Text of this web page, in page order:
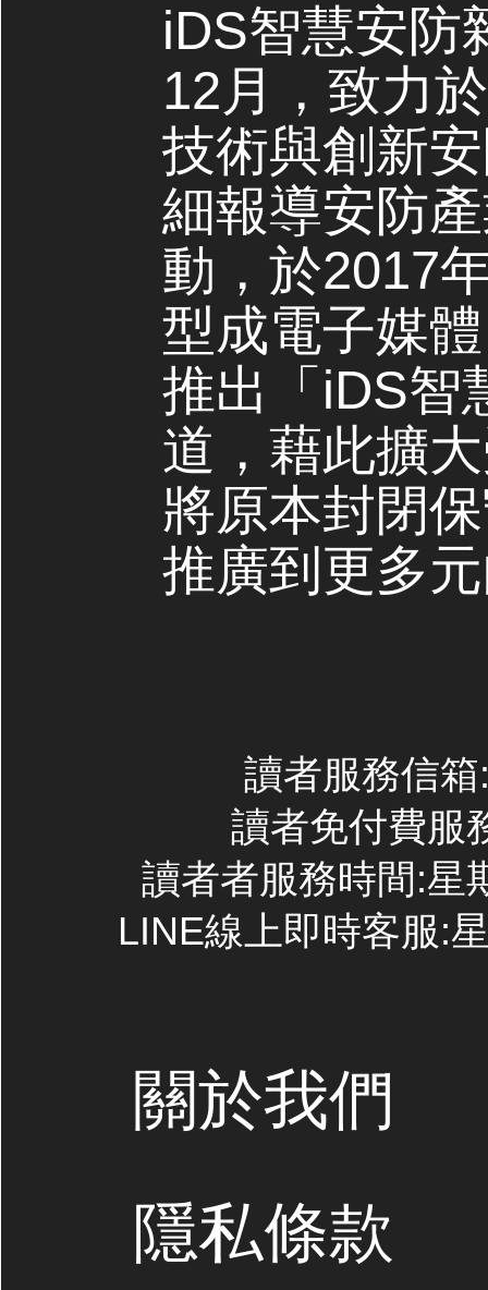
iDS智慧安防
12月，致力
技術與創新
細報導安防
動，於2017
型成電子媒
推出「iDS智
道，藉此擴
將原本封閉
推廣到更多
讀者服務信
讀者免付費服
讀者者服務時間:星
LINE線上即時客服:
關於我們
隱私條款